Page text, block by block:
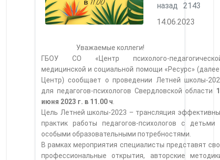
назад
2143
14.06.2023
Уважаемые коллеги!
ГБОУ СО «Центр психолого-
медицинской и социальной помощи «Ресурс»
Центр) сообщает о проведении Летней школы-
для педагогов-психологов Свердловской области
июня 2023 г. в 11.00 ч
Цель Летней школы-2023 – трансляция
практик работы педагогов-психологов с детьми
особыми образовательными потребностями.
В рамках мероприятия специалисты представят
профессиональные открытия, авторские